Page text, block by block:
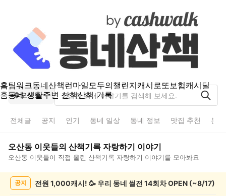
홈팀워크동네산책런마일모두의챌린지캐시로또보험캐시딜
홈동네 생활주변 산책산책 기록
오산동
전체글 공지 인기 동네 일상 동네 정보 맛집 추천 분
오산동 이웃들의 산책기록 자랑하기 이야기
오산동 이웃들이 직접 올린 산책기록 자랑하기 이야기를 모아봐요
공지 전원 1,000캐시! 🥳 우리 동네 썰전 14회차 OPEN (~8/17)